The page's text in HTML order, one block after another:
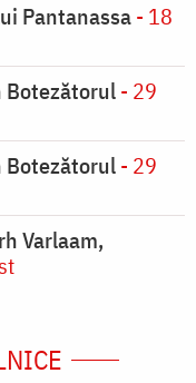
Pantanassa- 18
Botezătorul- 29
Botezătorul- 29
Varlaam,